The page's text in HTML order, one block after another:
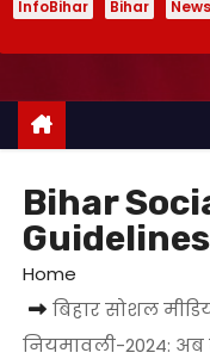
InfoBihar Bihar News
Bihar
Guidelines
Home
बिहार सोशल
नियमावली-2024: अब